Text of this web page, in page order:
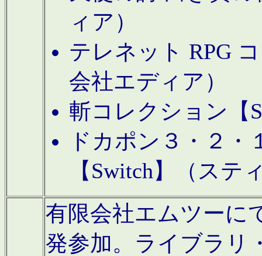
ィア）
テレネット RPG
会社エディア）
斬コレクション【
ドカポン３・２
【Switch】（ステ
有限会社エムツーに
発参加。ライブラリ